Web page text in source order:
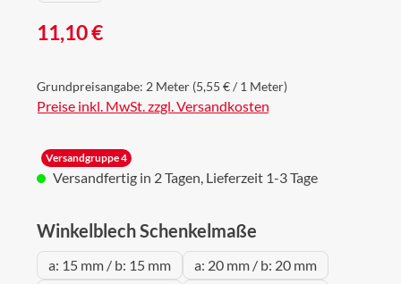
Regulärer Preis:
11,10 €
Grundpreisangabe: 2 Meter (5,55 € / 1 Meter)
Preise inkl. MwSt. zzgl. Versandkosten
Versandgruppe 4
Versandfertig in 2 Tagen, Lieferzeit 1-3 Tage
Winkelblech Schenkelmaße
a: 15 mm / b: 15 mm
a: 20 mm / b: 20 mm